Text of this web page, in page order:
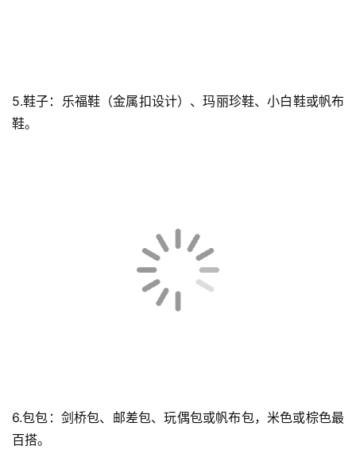
5.鞋子：乐福鞋（金属扣设计）、玛丽珍鞋、小白鞋或帆布
鞋。
6.包包：剑桥包、邮差包、玩偶包或帆布包，米色或棕色最
百搭。